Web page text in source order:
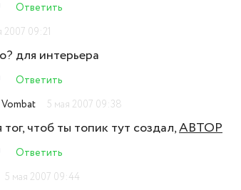
Ответить
2007 09:21
для интерьера
Ответить
5 мая 2007 09:38
тог, чтоб ты топик тут создал,АВТОР
Ответить
5 мая 2007 09:44